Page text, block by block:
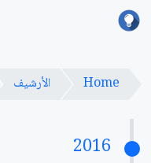
Home الأرشيف
2016